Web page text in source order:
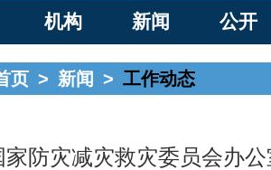
机构 新闻 公开
页 > 新闻 > 工作动态
家防灾减灾救灾委员会办